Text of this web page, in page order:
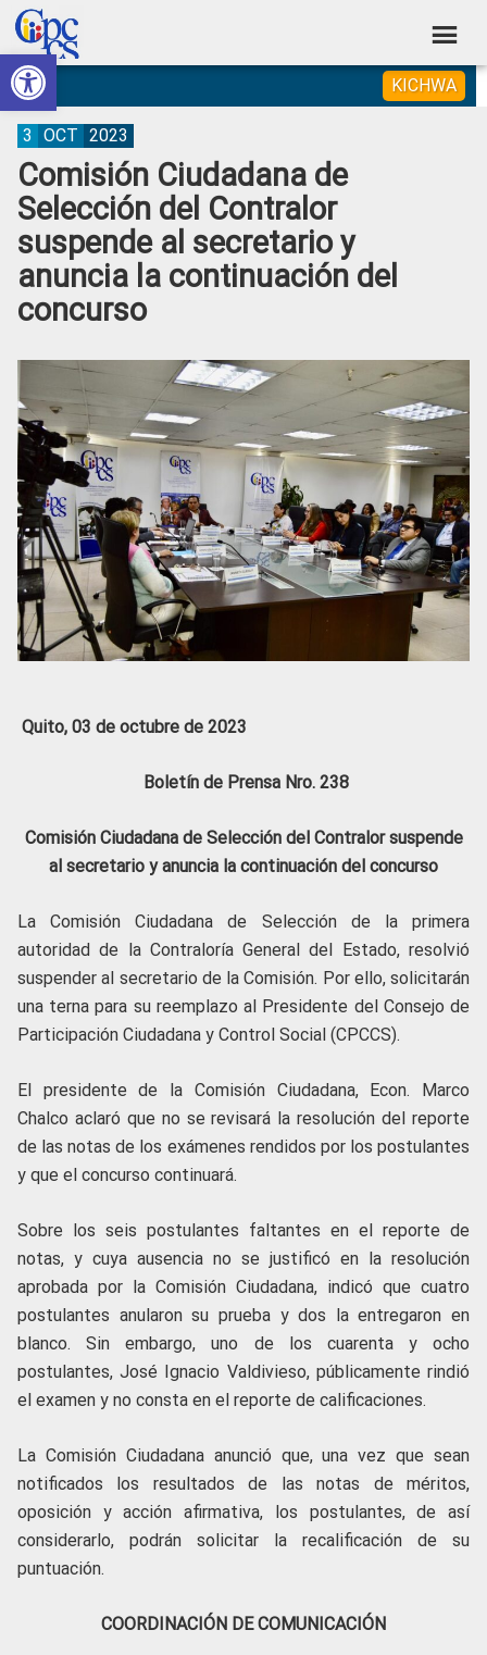
Abrir barra de herramientas
Skip
to
primary
navigation
Skip
to
main
content
Skip
to
primary
sidebar
Skip
to
footer
Consejo
de
Participación
Ciudadana
Control
Social
Construyendo
Poder
Ciudadano
KICHWA
Comisión Ciudadana de
Selección del Contralor
suspende al secretario y
anuncia la continuación del
concurso
3 OCT 2023
Quito, 03 de octubre de 2023
Boletín de Prensa Nro. 238
Comisión Ciudadana de Selección del Contralor suspende
al secretario y anuncia la continuación del concurso
La Comisión Ciudadana de Selección de la primera
autoridad de la Contraloría General del Estado, resolvió
suspender al secretario de la Comisión. Por ello, solicitarán
una terna para su reemplazo al Presidente del Consejo de
Participación Ciudadana y Control Social (CPCCS).
El presidente de la Comisión Ciudadana, Econ. Marco
Chalco aclaró que no se revisará la resolución del reporte
de las notas de los exámenes rendidos por los postulantes
y que el concurso continuará.
Sobre los seis postulantes faltantes en el reporte de
notas, y cuya ausencia no se justificó en la resolución
aprobada por la Comisión Ciudadana, indicó que cuatro
postulantes anularon su prueba y dos la entregaron en
blanco. Sin embargo, uno de los cuarenta y ocho
postulantes, José Ignacio Valdivieso, públicamente rindió
el examen y no consta en el reporte de calificaciones.
La Comisión Ciudadana anunció que, una vez que sean
notificados los resultados de las notas de méritos,
oposición y acción afirmativa, los postulantes, de así
considerarlo, podrán solicitar la recalificación de su
puntuación.
COORDINACIÓN DE COMUNICACIÓN